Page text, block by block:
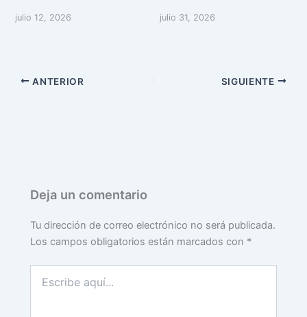
julio 12, 2026 julio 31, 2026
ANTERIOR SIGUIENTE
Deja un comentario
Tu dirección de correo electrónico no será publicada.
Los campos obligatorios están marcados con *
aquí...